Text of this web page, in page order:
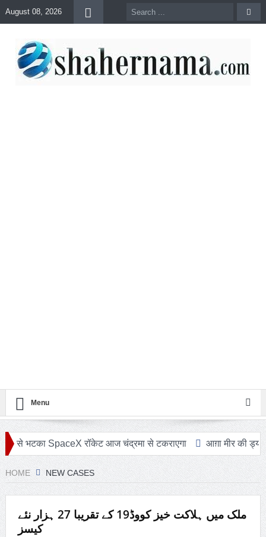
August 08, 2026
Menu
SpaceX रॉकेट आज चंद्रमा से टकराएगा आग़ा मीर की ड्योढ़ी: जहाँ
HOME NEW CASES
ملک میں ہلاکت خیز کووڈ19 کے تقریبا 27 ہزار نئے
کیسز